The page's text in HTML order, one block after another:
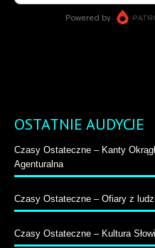
OSTATNIE AUDYCJE
Czasy Ostateczne – Kanty
Agenturalna
Czasy Ostateczne – Ofiary z ludzi
Czasy Ostateczne – Kultura